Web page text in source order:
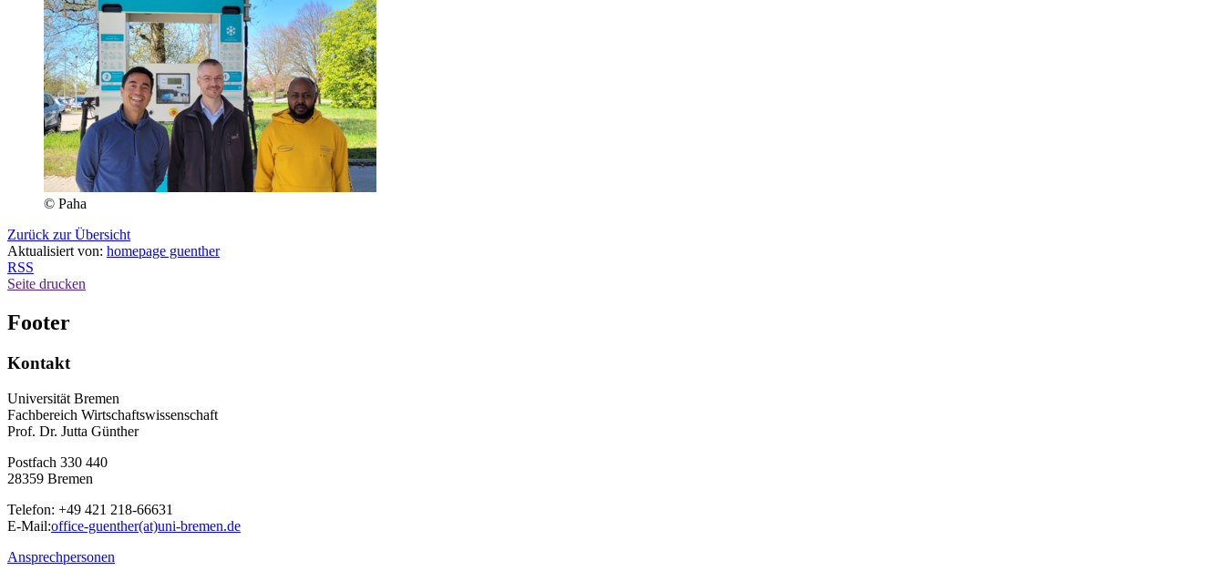
© Paha
Zurück zur Übersicht
Aktualisiert von: homepage guenther
RSS
Seite drucken
Footer
Kontakt
Universität Bremen
Fachbereich Wirtschaftswissenschaft
Prof. Dr. Jutta Günther
Postfach 330 440
28359 Bremen
Telefon: +49 421 218-66631
E-Mail:office-guenther(at)uni-bremen.de
Ansprechpersonen